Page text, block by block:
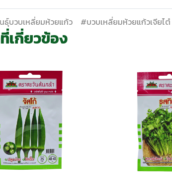
ธุ์บวบเหลี่ยมห้วยแก้ว #บวบเหลี่ยมห้วยแก้วเจียไต๋
เกี่ยวข้อง